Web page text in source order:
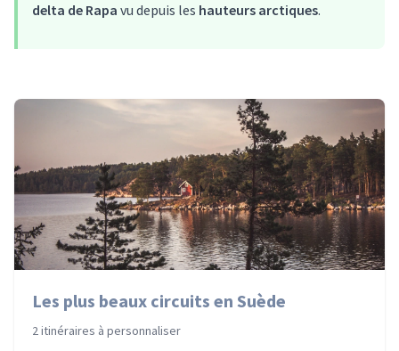
delta de Rapa vu depuis les hauteurs arctiques.
Les plus beaux circuits en Suède
2 itinéraires à personnaliser